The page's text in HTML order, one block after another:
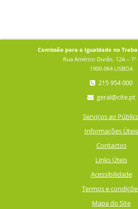
Comissão para a Igualdade no
Rua Américo Durão, 12A – 1º
1900-064 LISBOA
215 954 000
geral@cite.pt
Serviços ao
Informações Úteis
Contactos
Links Úteis
Acessibilidade
Termos e
Mapa do Site